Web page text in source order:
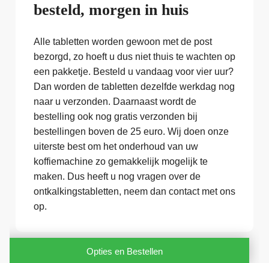
besteld, morgen in huis
Alle tabletten worden gewoon met de post
bezorgd, zo hoeft u dus niet thuis te wachten op
een pakketje. Besteld u vandaag voor vier uur?
Dan worden de tabletten dezelfde werkdag nog
naar u verzonden. Daarnaast wordt de
bestelling ook nog gratis verzonden bij
bestellingen boven de 25 euro. Wij doen onze
uiterste best om het onderhoud van uw
koffiemachine zo gemakkelijk mogelijk te
maken. Dus heeft u nog vragen over de
ontkalkingstabletten, neem dan contact met ons
op.
Opties en Bestellen